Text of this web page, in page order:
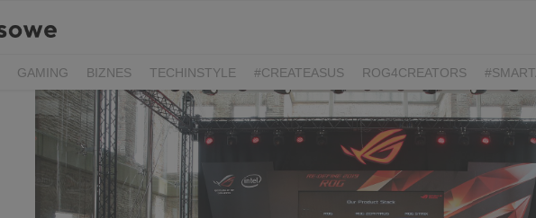
GAMING BIZNES TECHINSTYLE #CREATEASUS ROG4CREATORS